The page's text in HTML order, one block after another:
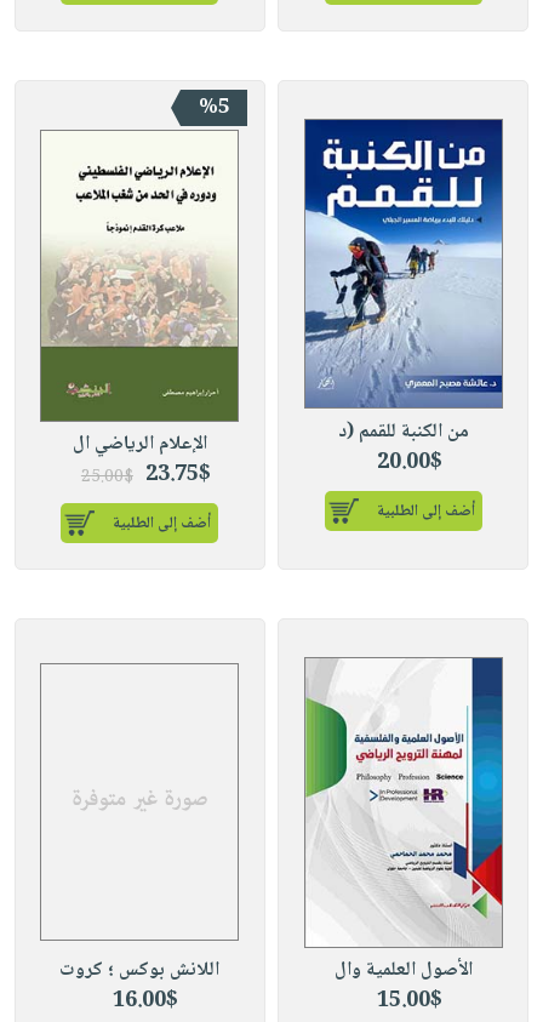
من الكنبة للقمم (د
20.00$
أضف إلى الطلبية
%5
الإعلام الرياضي ال
23.75$
25.00$
أضف إلى الطلبية
الأصول العلمية وال
15.00$
اللانش بوكس ؛ كروت
16.00$